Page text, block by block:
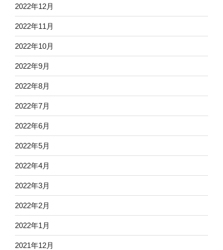
2022年12月
2022年11月
2022年10月
2022年9月
2022年8月
2022年7月
2022年6月
2022年5月
2022年4月
2022年3月
2022年2月
2022年1月
2021年12月